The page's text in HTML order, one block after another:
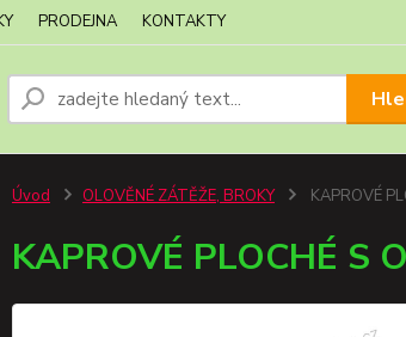
PRODEJNA KONTAKTY
Úvod OLOVĚNÉ ZÁTĚŽE, BROKY KAPROVÉ
KAPROVÉ PLOCHÉ S